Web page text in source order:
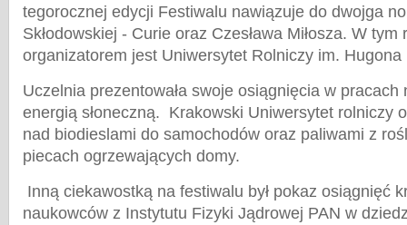
tegorocznej edycji Festiwalu nawiązuje do dwojga
Skłodowskiej - Curie oraz Czesława Miłosza. W tym
organizatorem jest Uniwersytet Rolniczy im. Hugona
Uczelnia prezentowała swoje osiągnięcia w
energią słoneczną. Krakowski Uniwersytet rolniczy
nad biodieslami do samochodów oraz paliwami z
piecach ogrzewających domy.
Inną ciekawostką na festiwalu był pokaz osiągnięć
naukowców z Instytutu Fizyki Jądrowej PAN w